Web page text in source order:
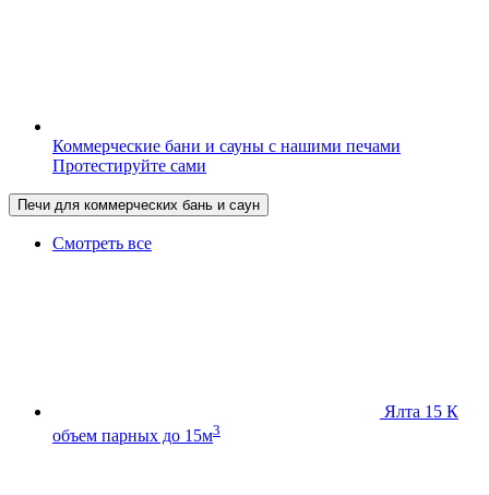
Коммерческие бани и сауны с нашими печами
Протестируйте сами
Печи для коммерческих бань и саун
Смотреть все
Ялта 15 К
объем парных до 15м3